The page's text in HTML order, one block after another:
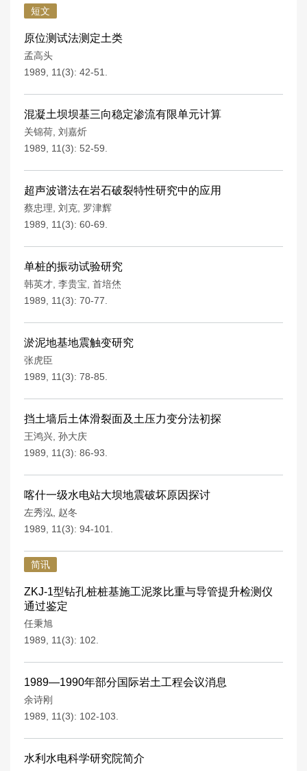
短文
原位测试法测定土类
孟高头
1989, 11(3): 42-51.
混凝土坝坝基三向稳定渗流有限单元计算
关锦荷 刘嘉炘
1989, 11(3): 52-59.
超声波谱法在岩石破裂特性研究中的应用
蔡忠理 刘克 罗津辉
1989, 11(3): 60-69.
单桩的振动试验研究
韩英才 李贵宝 首培烋
1989, 11(3): 70-77.
淤泥地基地震触变研究
张虎臣
1989, 11(3): 78-85.
挡土墙后土体滑裂面及土压力变分法初探
王鸿兴 孙大庆
1989, 11(3): 86-93.
喀什一级水电站大坝地震破坏原因探讨
左秀泓
赵冬
1989, 11(3): 94-101.
简讯
ZKJ-1型钻孔桩桩基施工泥浆比重与导管提升检测仪
通过鉴定
任秉旭
1989, 11(3): 102.
1989—1990年部分国际岩土工程会议消息
余诗刚
1989, 11(3): 102-103.
水利水电科学研究院简介